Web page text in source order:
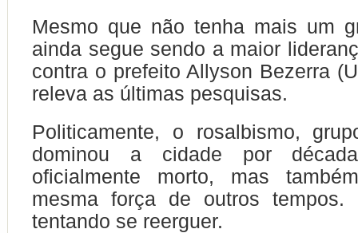
Mesmo que não tenha mais um
ainda segue sendo a maior
contra o prefeito Allyson Bezerra
releva as últimas pesquisas.
Politicamente, o rosalbismo,
dominou a cidade por
oficialmente morto, mas
mesma força de outros tempos.
tentando se reerguer.